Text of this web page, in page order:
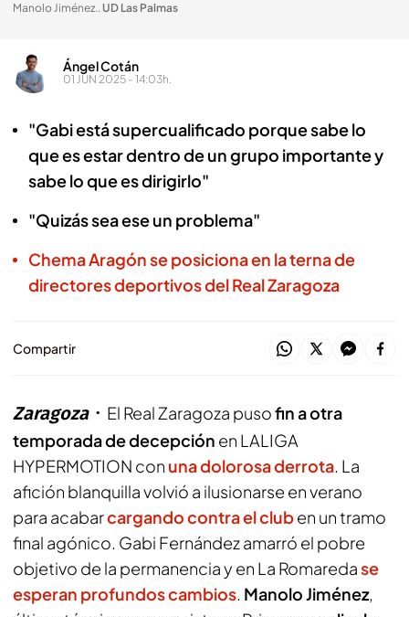
Manolo Jiménez.. UD Las Palmas
Ángel Cotán
01 JUN 2025 - 14:03h.
"Gabi está supercualificado porque sabe lo
que es estar dentro de un grupo importante y
sabe lo que es dirigirlo"
"Quizás sea ese un problema"
Chema Aragón se posiciona en la terna de
directores deportivos del Real Zaragoza
Compartir
Zaragoza El Real Zaragoza pusofin a otra
temporada de decepción en LALIGA
HYPERMOTION con una dolorosa derrota. La
afición blanquilla volvió a ilusionarse en verano
para acabarcargando contra el cluben un tramo
final agónico. Gabi Fernández amarró el pobre
objetivo de la permanencia y en La Romaredase
esperan profundos cambios. Manolo Jiménez,